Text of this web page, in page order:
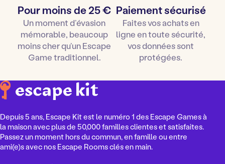
Pour moins de 25 €
Un moment d’évasion
mémorable, beaucoup
moins cher qu’un Escape
Game traditionnel.
Paiement sécurisé
Faites vos achats en
ligne en toute sécurité,
vos données sont
protégées.
Depuis 5 ans, Escape Kit est le numéro 1 des Escape Games à
la maison avec plus de 50,000 familles clientes et satisfaites.
Passez un moment hors du commun, en famille ou entre
ami(e)s avec nos Escape Rooms clés en main.